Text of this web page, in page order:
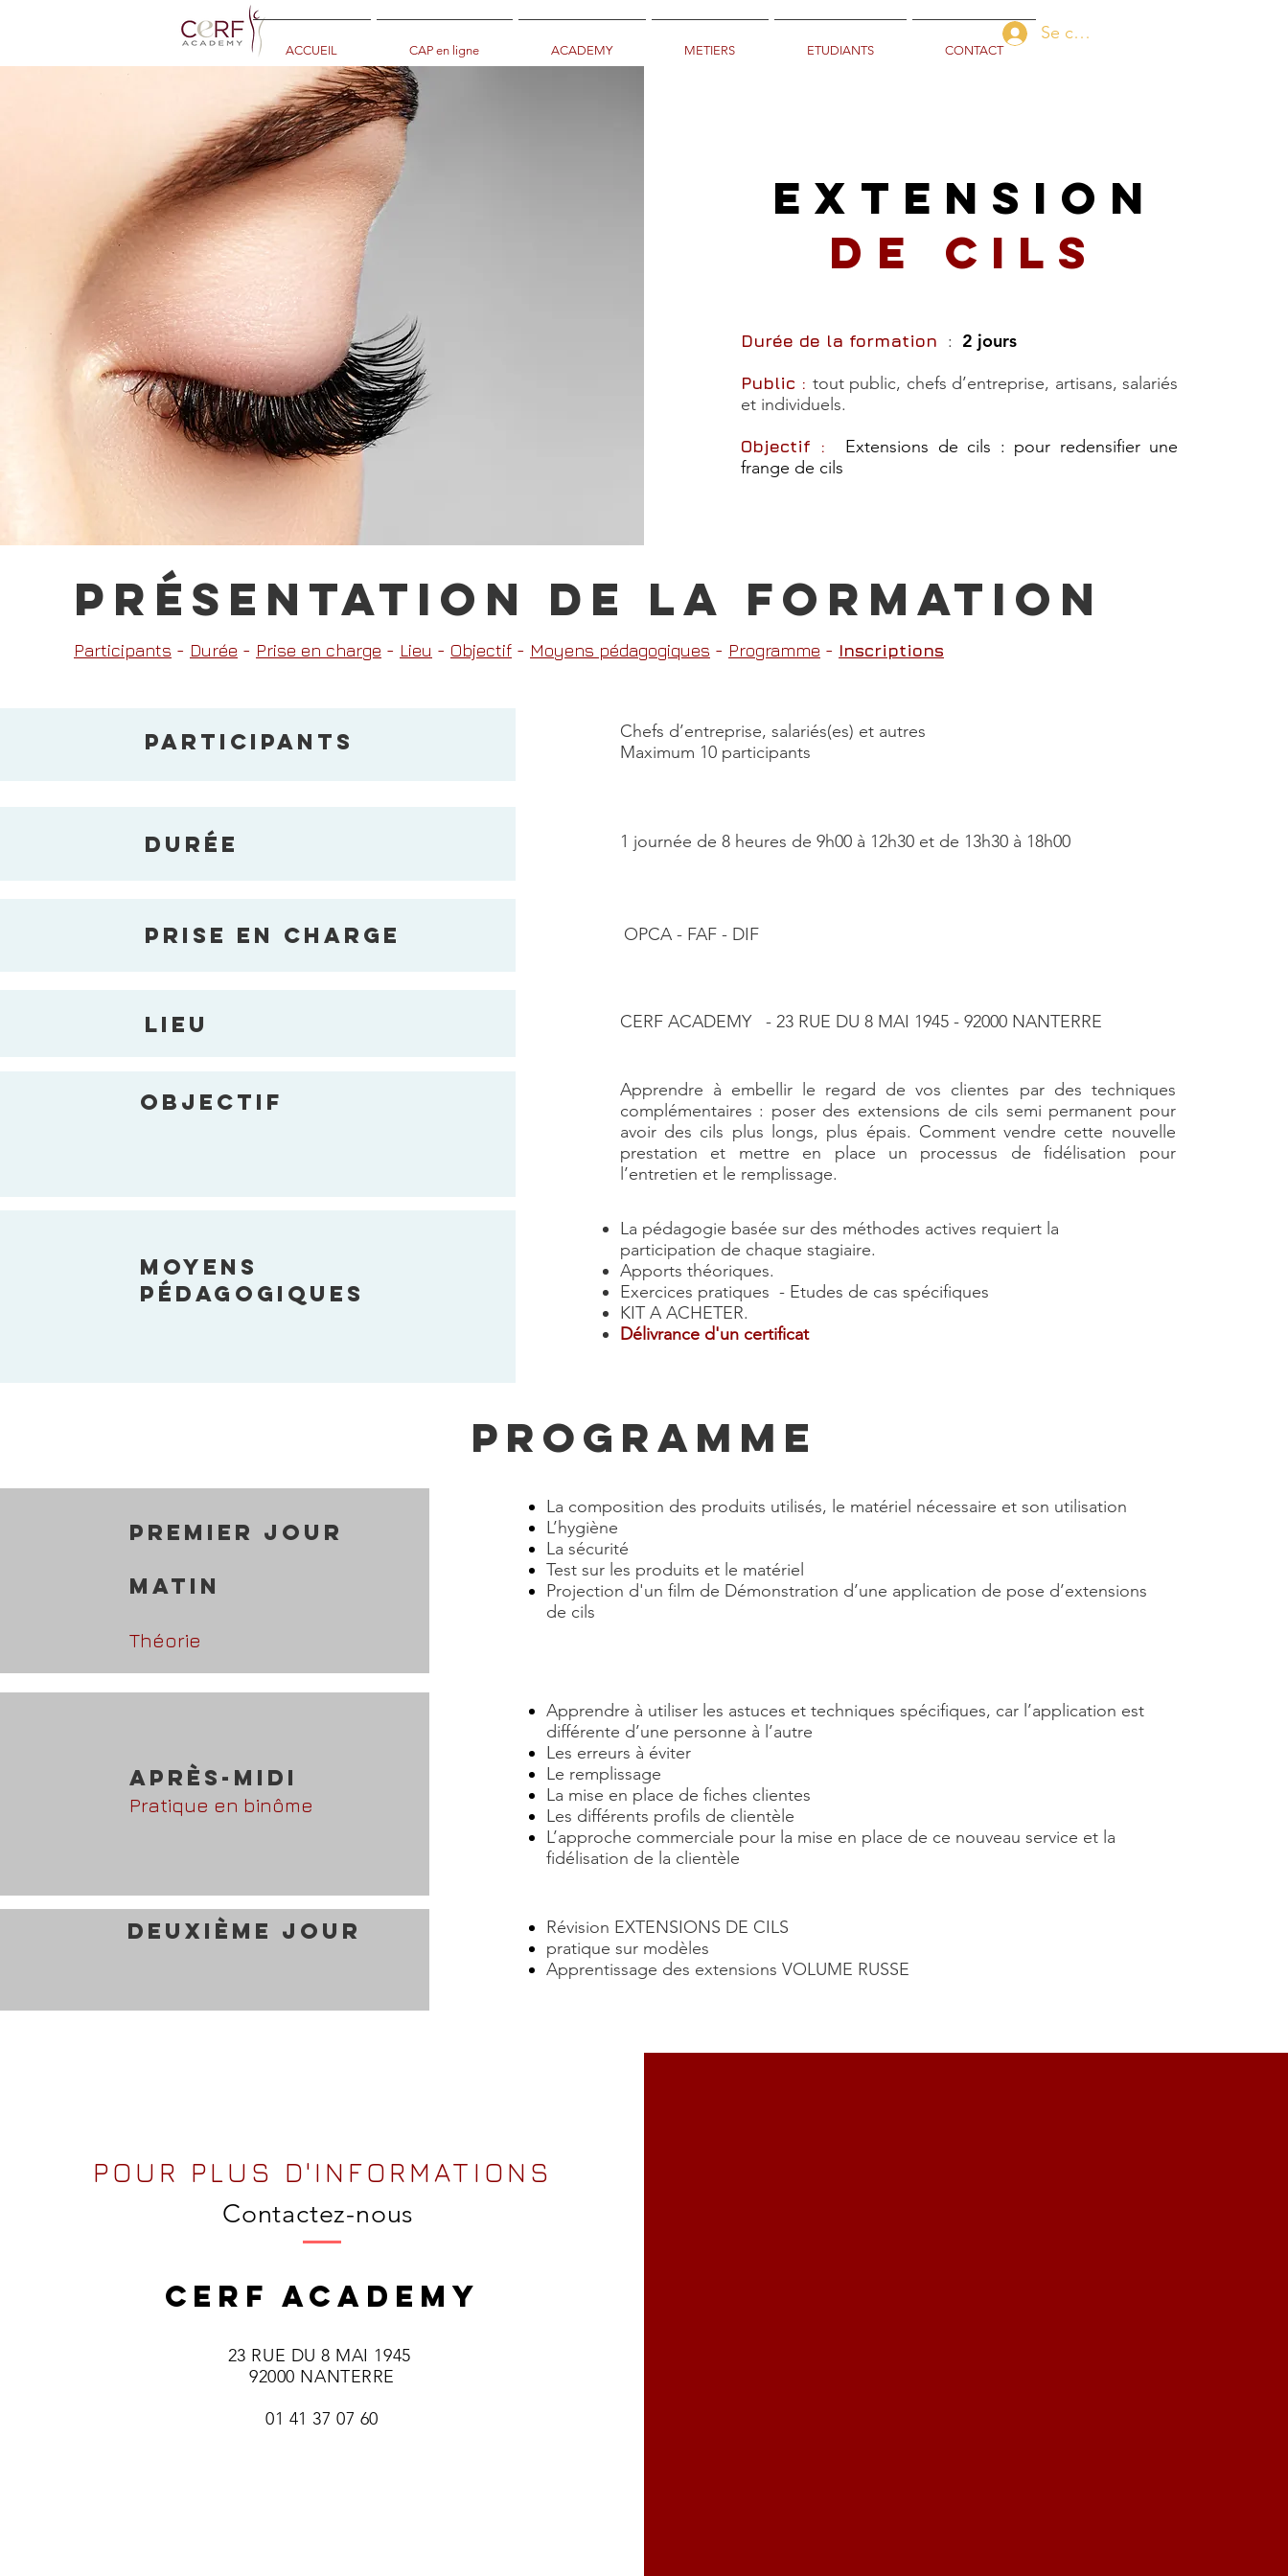
ACCUEIL CAP en ligne ACADEMY METIERS ETUDIANTS CONTACT
Se connecter
Extension
de cils
Durée de la formation : 2 jours
Public : tout public, chefs d’entreprise, artisans, salariés
et individuels.
Objectif : Extensions de cils : pour redensifier une
frange de cils
Présentation de lA FORMATION
Participants - Durée - Prise en charge - Lieu - Objectif - Moyens pédagogiques - Programme - Inscriptions
PARTICIPANTS
Chefs d’entreprise, salariés(es) et autres
Maximum 10 participants
DURée 1 journée de 8 heures de 9h00 à 12h30 et de 13h30 à 18h00
PRISE EN CHARGE OPCA - FAF - DIF
LIEU CERF ACADEMY - 23 RUE DU 8 MAI 1945 - 92000 NANTERRE
LIEU CERF ACADEMY - 23 RUE DU 8 MAI 1945 - 92000 NANTERRE
OBJECTIF
Apprendre à embellir le regard de vos clientes par des techniques
complémentaires : poser des extensions de cils semi permanent pour
avoir des cils plus longs, plus épais. Comment vendre cette nouvelle
prestation et mettre en place un processus de fidélisation pour
l’entretien et le remplissage.
MOYENS
PéDAGOGIQUES
La pédagogie basée sur des méthodes actives requiert la
participation de chaque stagiaire.
Apports théoriques.
Exercices pratiques - Etudes de cas spécifiques
KIT A ACHETER.
Délivrance d'un certificat
PROGRAMME
Premier Jour
MATIN
Théorie
La composition des produits utilisés, le matériel nécessaire et son utilisation
L’hygiène
La sécurité
Test sur les produits et le matériel
Projection d'un film de Démonstration d’une application de pose d’extensions
de cils
APRès-MIDI
Pratique en binôme
Apprendre à utiliser les astuces et techniques spécifiques, car l’application est
différente d’une personne à l’autre
Les erreurs à éviter
Le remplissage
La mise en place de fiches clientes
Les différents profils de clientèle
L’approche commerciale pour la mise en place de ce nouveau service et la
fidélisation de la clientèle
Deuxième Jour
Révision EXTENSIONS DE CILS
pratique sur modèles
Apprentissage des extensions VOLUME RUSSE
POUR PLUS D'INFORMATIONS
Contactez-nous
CERF ACADEMY
23 RUE DU 8 MAI 1945
92000 NANTERRE
01 41 37 07 60